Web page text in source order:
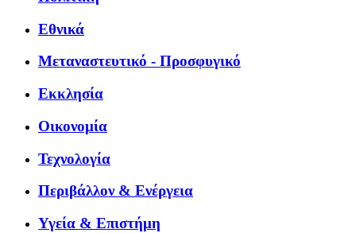
Εθνικά
Μεταναστευτικό - Προσφυγικό
Εκκλησία
Οικονομία
Τεχνολογία
Περιβάλλον & Ενέργεια
Υγεία & Επιστήμη